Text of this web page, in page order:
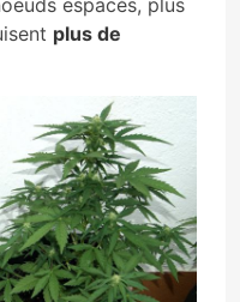
plus de